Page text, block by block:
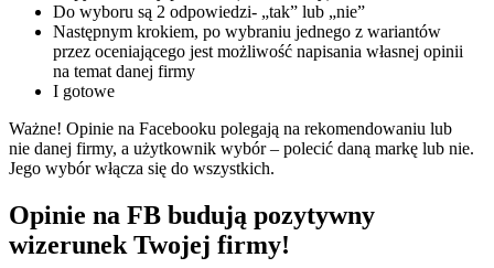
Do wyboru są 2 odpowiedzi- „tak” lub „nie”
Następnym krokiem, po wybraniu jednego z wariantów
przez oceniającego jest możliwość napisania własnej opinii
na temat danej firmy
I gotowe
Ważne! Opinie na Facebooku polegają na rekomendowaniu lub
nie danej firmy, a użytkownik wybór – polecić daną markę lub nie.
Jego wybór włącza się do wszystkich.
Opinie na FB budują pozytywny
wizerunek Twojej firmy!